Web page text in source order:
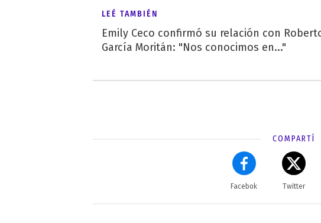
LEÉ TAMBIÉN
Emily Ceco confirmó su relación con
García Moritán: "Nos conocimos en..."
COMPARTÍ
Facebok Twitter